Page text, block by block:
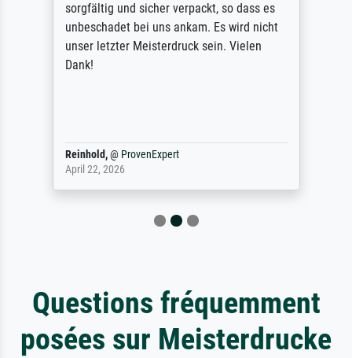
sorgfältig und sicher verpackt, so dass es
unbeschadet bei uns ankam. Es wird nicht
unser letzter Meisterdruck sein. Vielen
Dank!
Reinhold,@ ProvenExpert
April 22, 2026
Questions fréquemment
posées sur Meisterdrucke